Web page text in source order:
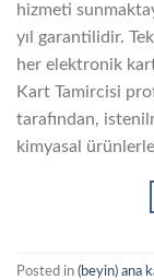
hizmeti
yıl garantilidir.
her elektronik
Kart Tamircisi
tarafından,
kimyasal
Posted in (beyin) ana